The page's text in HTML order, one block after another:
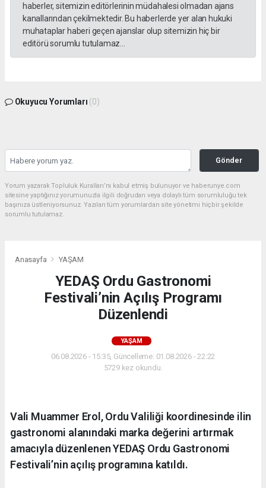
haberler, sitemizin editörlerinin müdahalesi olmadan ajans
kanallarından çekilmektedir. Bu haberlerde yer alan hukuki
muhataplar haberi geçen ajanslar olup sitemizin hiç bir
editörü sorumlu tutulamaz...
Okuyucu Yorumları (0)
Gönder
Yorum yazarak Topluluk Kuralları’nı kabul etmiş bulunuyor ve haberunye.com
sitesine yaptığınız yorumunuzla ilgili doğrudan veya dolaylı tüm sorumluluğu tek
başınıza üstleniyorsunuz. Yazılan tüm yorumlardan site yönetimi hiçbir şekilde
sorumlu tutulamaz.
Anasayfa YAŞAM
YEDAŞ Ordu Gastronomi
Festivali’nin Açılış Programı
Düzenlendi
YAŞAM
06.08.2026 - 15:35, Güncelleme: 01.08.2026 - 22:22
5729 kez okundu.
Vali Muammer Erol, Ordu Valiliği koordinesinde ilin
gastronomi alanındaki marka değerini artırmak
amacıyla düzenlenen YEDAŞ Ordu Gastronomi
Festivali’nin açılış programına katıldı.